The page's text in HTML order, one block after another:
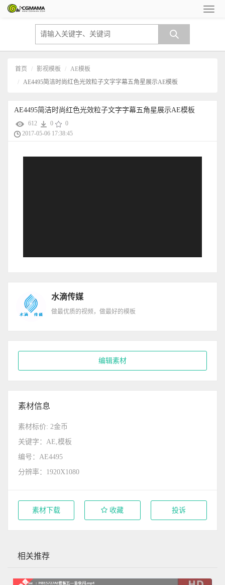
首页 影视模板
AE模板
AE4495简洁时尚红色光效粒子文字字幕五角星展示AE模板
AE4495简洁时尚红色光效粒子文字字幕五角星展示AE模板
612 0
0
2017-05-06 17:38:45
水滴传媒
做最优质的视频，做最好的模板
编辑素材
素材信息
素材标价: 2金币
关键字：AE,模板
编号：AE4495
分辨率：1920X1080
素材下载 收藏 投诉
相关推荐